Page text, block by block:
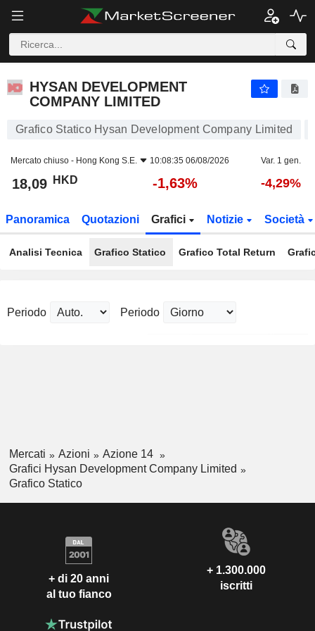
HYSAN DEVELOPMENT
COMPANY LIMITED
Grafico Statico Hysan Development Company Limited
Mercato chiuso - Hong Kong S.E. 10:08:35 06/08/2026 Var. 1 gen.
18,09 HKD -1,63% -4,29%
Panoramica Quotazioni Grafici Notizie Società
Analisi Tecnica Grafico Statico Grafico Total Return
Periodo Periodo
Mercati Azioni
Azione 14
Grafici Hysan Development Company Limited
Grafico Statico
+ di 20 anni
al tuo fianco
+ 1.300.000
iscritti